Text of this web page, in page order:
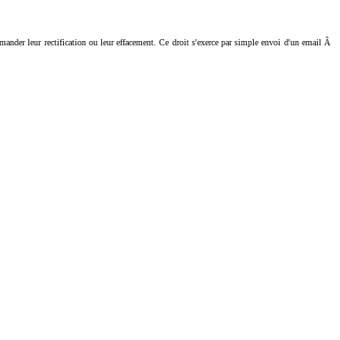
leur rectification ou leur effacement. Ce droit s'exerce par simple envoi d'un email Ã